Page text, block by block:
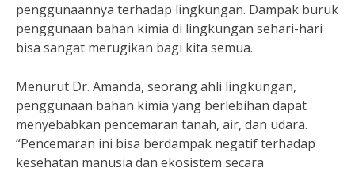
penggunaannya terhadap lingkungan. Dampak buruk
penggunaan bahan kimia di lingkungan sehari-hari
bisa sangat merugikan bagi kita semua.
Menurut Dr. Amanda, seorang ahli lingkungan,
penggunaan bahan kimia yang berlebihan dapat
menyebabkan pencemaran tanah, air, dan udara.
“Pencemaran ini bisa berdampak negatif terhadap
kesehatan manusia dan ekosistem secara